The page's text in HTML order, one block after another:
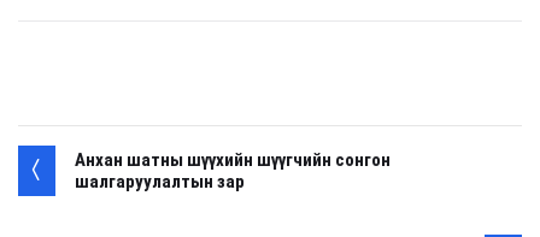
Анхан шатны шүүхийн шүүгчийн сонгон
шалгаруулалтын зар